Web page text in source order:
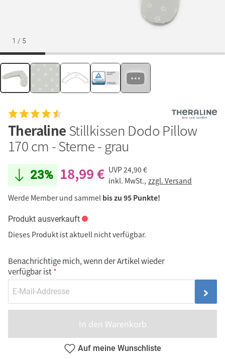
1 / 5
TheralineStillkissen Dodo Pillow
170 cm - Sterne - grau
23% 18,99 € UVP24,90 €
inkl. MwSt., zzgl. Versand
Werde Member und sammel bis zu 95 Punkte!
Produkt ausverkauft
Dieses Produkt ist aktuell nicht verfügbar.
Benachrichtige mich, wenn der Artikel wieder
verfügbar ist
In den Warenkorb
Auf meine Wunschliste